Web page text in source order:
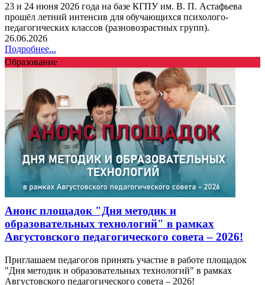
23 и 24 июня 2026 года на базе КГПУ им. В. П. Астафьева
прошёл летний интенсив для обучающихся психолого-
педагогических классов (разновозрастных групп).
26.06.2026
Подробнее...
Образование
Анонс площадок "Дня методик и
образовательных технологий" в рамках
Августовского педагогического совета – 2026!
Приглашаем педагогов принять участие в работе площадок
"Дня методик и образовательных технологий" в рамках
Августовского педагогического совета – 2026!